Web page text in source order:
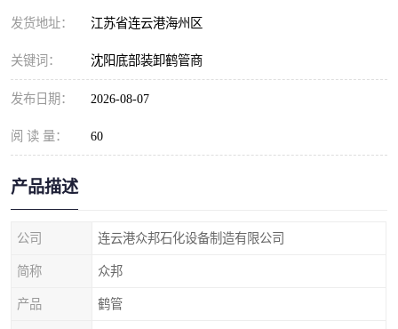
发货地址： 江苏省连云港海州区
关键词： 沈阳底部装卸鹤管商
发布日期： 2026-08-07
阅 读 量： 60
产品描述
公司 连云港众邦石化设备制造有限公司
简称 众邦
产品 鹤管